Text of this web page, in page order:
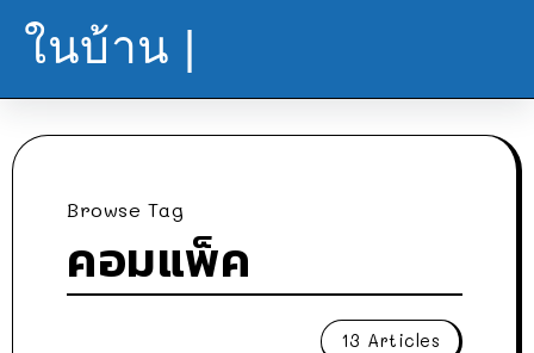
ในบ้าน |
Browse Tag
คอมแพ็ค
13 Articles